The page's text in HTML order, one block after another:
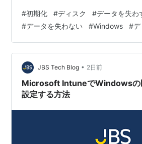
順まで詳しく解説します。 はじめに
Windows 11で重要なファイルやバッ
ているドライブが「未初期化」状態
適切な手順を踏めばデータを守りな
利用できるようになります。 「ディ
とデータが全部消えてしまうので…
#初期化 #ディスク #データを失わ
#データを失わない #Windows #
JBS Tech Blog • 2日前
Microsoft IntuneでWindowsの
設定する方法